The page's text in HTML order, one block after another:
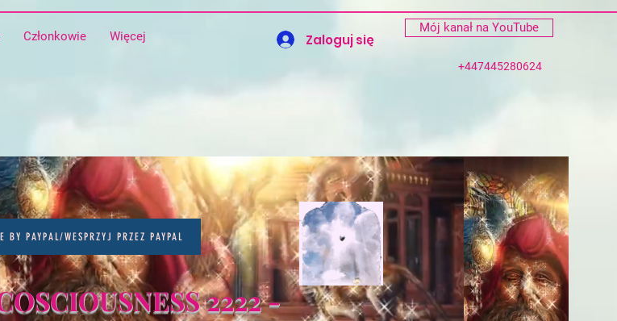
Zaloguj się
Mój kanał na YouTube
Członkowie Więcej
+447445280624
BY PAYPAL/WESPRZYJ PRZEZ PAYPAL
2222 -